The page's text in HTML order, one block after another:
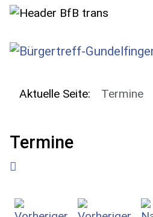
SKIP TO MAIN CONTENT
Aktuelle Seite: Termine
Termine